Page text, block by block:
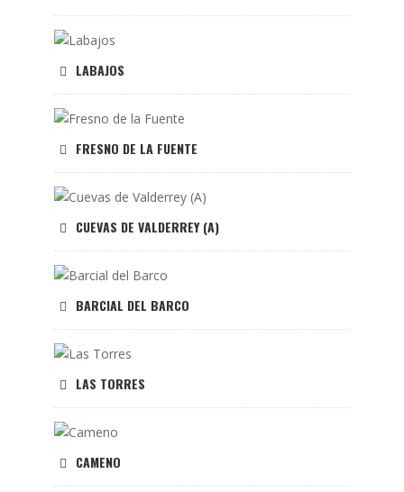
LABAJOS
FRESNO DE LA FUENTE
CUEVAS DE VALDERREY (A)
BARCIAL DEL BARCO
LAS TORRES
CAMENO